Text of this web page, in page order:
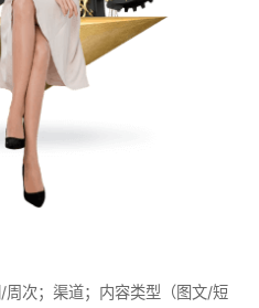
次；渠道；内容类型（图文/短